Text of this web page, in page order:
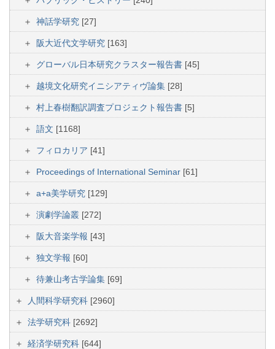
神話学研究 [27]
阪大近代文学研究 [163]
グローバル日本研究クラスター報告書 [45]
越境文化研究イニシアティヴ論集 [28]
村上春樹翻訳調査プロジェクト報告書 [5]
語文 [1168]
フィロカリア [41]
Proceedings of International Seminar [61]
a+a美学研究 [129]
演劇学論叢 [272]
阪大音楽学報 [43]
独文学報 [60]
待兼山考古学論集 [69]
人間科学研究科 [2960]
法学研究科 [2692]
経済学研究科 [644]